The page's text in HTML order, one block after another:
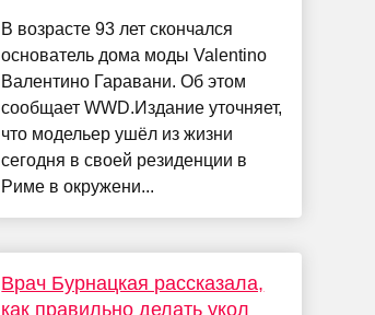
В возрасте 93 лет скончался
основатель дома моды Valentino
Валентино Гаравани. Об этом
сообщает WWD.Издание уточняет,
что модельер ушёл из жизни
сегодня в своей резиденции в
Риме в окружени...
Врач Бурнацкая рассказала,
как правильно делать укол